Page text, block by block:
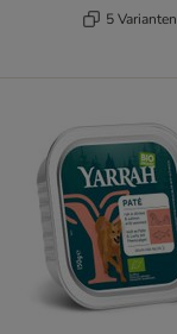
5 Varianten